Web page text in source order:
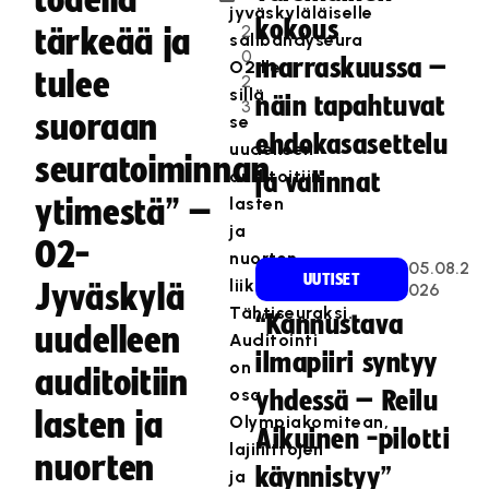
tärkeää ja
tulee
suoraan
seuratoiminnan
ytimestä” –
O2-
Jyväskylä
uudelleen
auditoitiin
lasten ja
nuorten
.
2
0
2
3
jyväskyläläiselle
salibandyseura
O2:lle,
sillä
se
uudelleen
auditoitiin
lasten
ja
nuorten
liikunnan
Tähtiseuraksi.
Auditointi
on
osa
Olympiakomitean,
lajiliittojen
ja
kokous
marraskuussa –
näin tapahtuvat
ehdokasasettelu
ja valinnat
UUTISET
05.08.2
026
“Kannustava
ilmapiiri syntyy
yhdessä – Reilu
Aikuinen -pilotti
käynnistyy”